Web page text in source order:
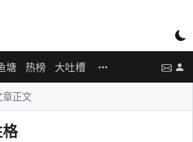
塘 热榜 大吐槽
章正文